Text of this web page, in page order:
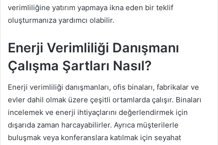
verimliliğine yatırım yapmaya ikna eden bir teklif
oluşturmanıza yardımcı olabilir.
Enerji Verimliliği Danışmanı
Çalışma Şartları Nasıl?
Enerji verimliliği danışmanları, ofis binaları, fabrikalar ve
evler dahil olmak üzere çeşitli ortamlarda çalışır. Binaları
incelemek ve enerji ihtiyaçlarını değerlendirmek için
dışarıda zaman harcayabilirler. Ayrıca müşterilerle
buluşmak veya konferanslara katılmak için seyahat